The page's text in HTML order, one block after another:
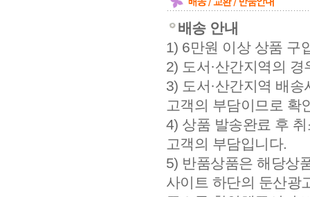
배송 안내
1) 6만원 이상 상품 구
2) 도서·산간지역의
3) 도서·산간지역 배
고객의 부담이므로 확
4) 상품 발송완료 후
고객의 부담입니다.
5) 반품상품은 해당상
사이트 하단의 둔산광